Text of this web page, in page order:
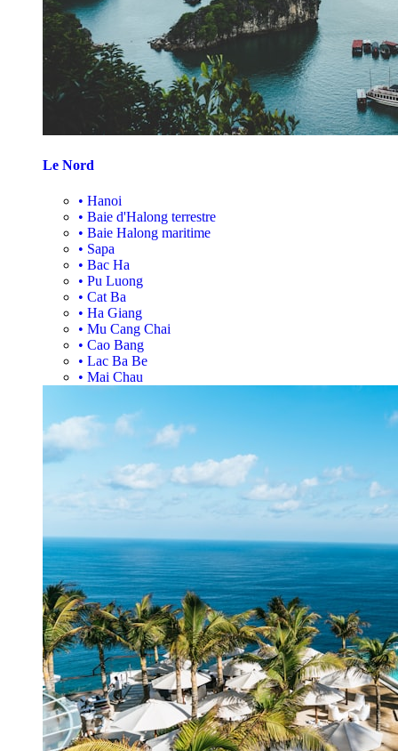
Le Nord
• Hanoi
• Baie d'Halong terrestre
• Baie Halong maritime
• Sapa
• Bac Ha
• Pu Luong
• Cat Ba
• Ha Giang
• Mu Cang Chai
• Cao Bang
• Lac Ba Be
• Mai Chau